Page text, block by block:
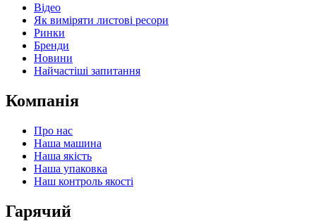
Відео
Як виміряти листові ресори
Ринки
Бренди
Новини
Найчастіші запитання
Компанія
Про нас
Наша машина
Наша якість
Наша упаковка
Наш контроль якості
Гарячий